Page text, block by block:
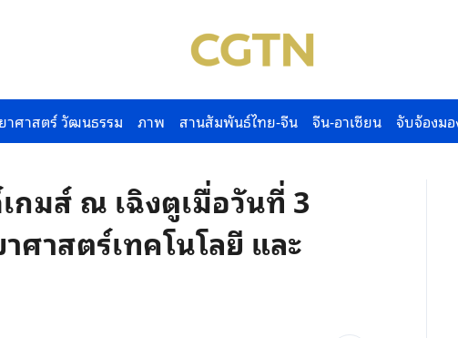
าศาสตร์ วัฒนธรรม ภาพ สานสัมพันธ์ไทย-จีน จีน-อาเซียน จับจ้องม
กมส์ ณ เฉิงตูเมื่อวันที่ 3
ศาสตร์เทคโนโลยี และ